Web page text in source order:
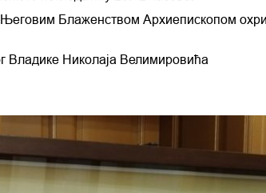
Његовим Блаженством Архиепископом
Владике Николаја Велимировића